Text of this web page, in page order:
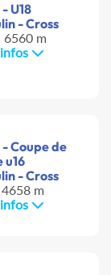
U18
- Cross
m
Coupe de
u16
- Cross
m